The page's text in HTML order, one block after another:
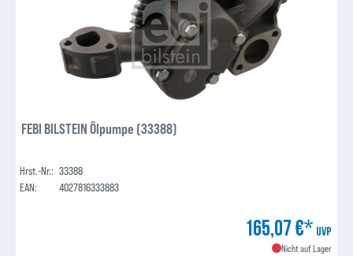
FEBI BILSTEIN Ölpumpe (33388)
Hrst.-Nr.: 33388
EAN:
4027816333883
165,07 €* UVP
Nicht auf Lager